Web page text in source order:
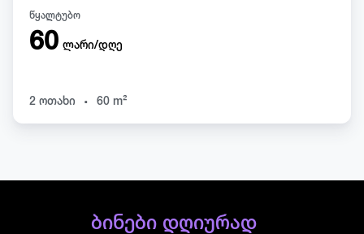
წყალტუბო
60 ლარი/დღე
2 ოთახი . 60 m²
ბინები დღიურად